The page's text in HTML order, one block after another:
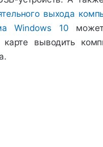
выхода
Windows 10
карте выводить